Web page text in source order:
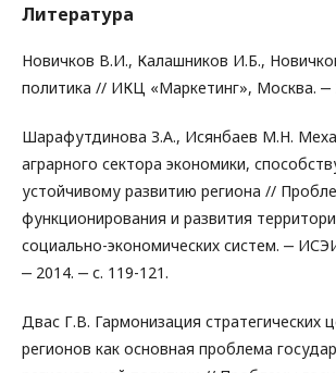
Литература
Новичков В.И., Калашников И.Б.,
политика // ИКЦ «Маркетинг», Москва. ‒
Шарафутдинова З.А., Исянбаев М.Н.
аграрного сектора экономики,
устойчивому развитию региона //
функционирования и развития
социально-экономических систем. ‒
‒ 2014. ‒ с. 119-121.
Двас Г.В. Гармонизация стратегических
регионов как основная проблема